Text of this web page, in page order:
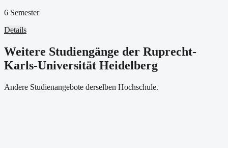
6 Semester
Details
Weitere Studiengänge der Ruprecht-
Karls-Universität Heidelberg
Andere Studienangebote derselben Hochschule.